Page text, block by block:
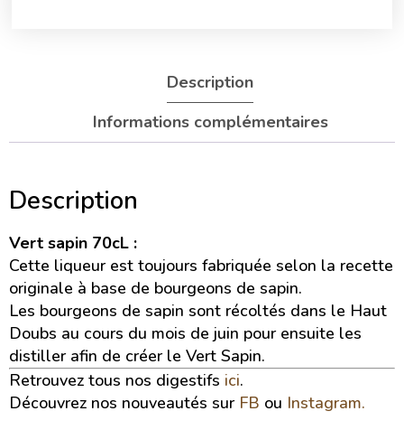
Description
Informations complémentaires
Description
Vert sapin 70cL :
Cette liqueur est toujours fabriquée selon la recette
originale à base de bourgeons de sapin.
Les bourgeons de sapin sont récoltés dans le Haut
Doubs au cours du mois de juin pour ensuite les
distiller afin de créer le Vert Sapin.
Retrouvez tous nos digestifs ici.
Découvrez nos nouveautés sur FB ou Instagram.